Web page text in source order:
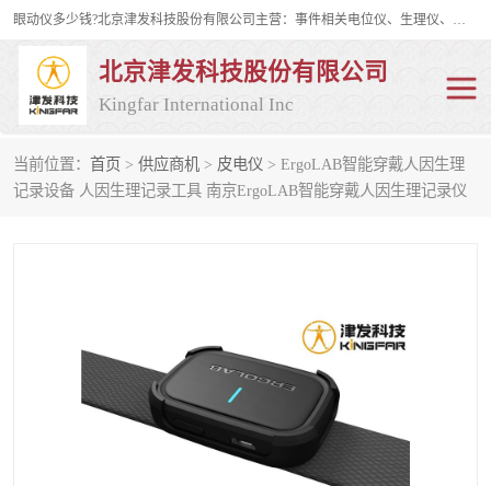
眼动仪多少钱?北京津发科技股份有限公司主营：事件相关电位仪、生理仪、肌电仪、脑电仪、皮电仪、眼动仪；是国家级高新技术企业、科技部认定的科技型中小企业和中关村高新技术企业，具备保密资格，具备自主进出口经营权；自主研发技术、产品与服务荣获多项省部级科学技术奖励、国家发明专利、国家软件著作权和省部级新技术新产品（服务）认证。
北京津发科技股份有限公司
Kingfar International Inc
当前位置： 首页 > 供应商机 > 皮电仪 > ErgoLAB智能穿戴人因生理
记录设备 人因生理记录工具 南京ErgoLAB智能穿戴人因生理记录仪
皮电仪 脑电仪
行为观察与表情分析 动作捕捉与生物力学
情绪与生理记录 人机交互实验室
神经营销与消费行为实验 车俩与驾驶模拟